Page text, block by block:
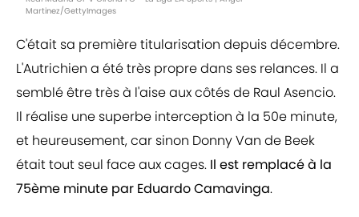
Martinez/GettyImages
C'était sa première titularisation depuis décembre.
L'Autrichien a été très propre dans ses relances. Il a
semblé être très à l'aise aux côtés de Raul Asencio.
Il réalise une superbe interception à la 50e minute,
et heureusement, car sinon Donny Van de Beek
était tout seul face aux cages. Il est remplacé à la
75ème minute par Eduardo Camavinga.